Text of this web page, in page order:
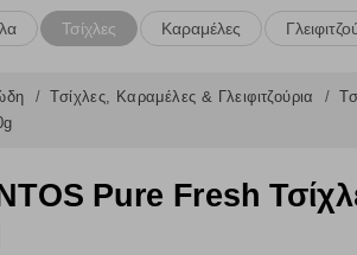
Τσίχλες Καραμέλες
Τσίχλες, Καραμέλες & Γλειφιτζούρια
Pure Fresh